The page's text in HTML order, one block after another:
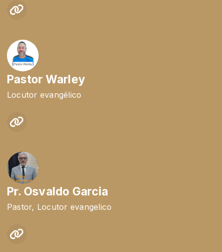
Pastor Warley
Locutor evangélico
Pr. Osvaldo Garcia
Pastor, Locutor evangelico